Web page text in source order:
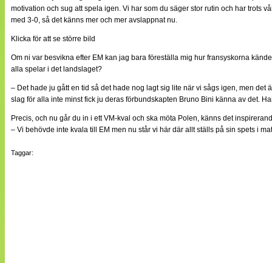
motivation och sug att spela igen. Vi har som du säger stor rutin och har trots
med 3-0, så det känns mer och mer avslappnat nu.
Klicka för att se större bild
Om ni var besvikna efter EM kan jag bara föreställa mig hur fransyskorna
alla spelar i det landslaget?
– Det hade ju gått en tid så det hade nog lagt sig lite när vi sågs igen, men
slag för alla inte minst fick ju deras förbundskapten Bruno Bini känna av det.
Precis, och nu går du in i ett VM-kval och ska möta Polen, känns det
– Vi behövde inte kvala till EM men nu står vi här där allt ställs på sin spets i
Taggar: